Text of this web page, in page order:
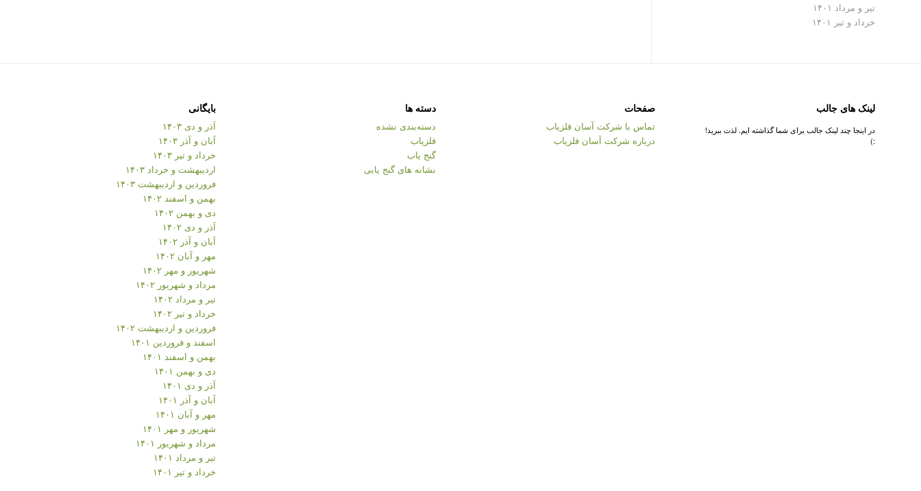
تیر و مرداد ۱۴۰۱
خرداد و تیر ۱۴۰۱
لینک های جالب
در اینجا چند لینک جالب برای شما گذاشته ایم. لذت ببرید!
:)
صفحات
تماس با شرکت آسان فلزیاب
درباره شرکت آسان فلزیاب
دسته ها
دسته‌بندی نشده
فلزیاب
گنج یاب
نشانه های گنج یابی
بایگانی
آذر و دی ۱۴۰۳
آبان و آذر ۱۴۰۳
خرداد و تیر ۱۴۰۳
اردیبهشت و خرداد ۱۴۰۳
فروردین و اردیبهشت ۱۴۰۳
بهمن و اسفند ۱۴۰۲
دی و بهمن ۱۴۰۲
آذر و دی ۱۴۰۲
آبان و آذر ۱۴۰۲
مهر و آبان ۱۴۰۲
شهریور و مهر ۱۴۰۲
مرداد و شهریور ۱۴۰۲
تیر و مرداد ۱۴۰۲
خرداد و تیر ۱۴۰۲
فروردین و اردیبهشت ۱۴۰۲
اسفند و فروردین ۱۴۰۱
بهمن و اسفند ۱۴۰۱
دی و بهمن ۱۴۰۱
آذر و دی ۱۴۰۱
آبان و آذر ۱۴۰۱
مهر و آبان ۱۴۰۱
شهریور و مهر ۱۴۰۱
مرداد و شهریور ۱۴۰۱
تیر و مرداد ۱۴۰۱
خرداد و تیر ۱۴۰۱